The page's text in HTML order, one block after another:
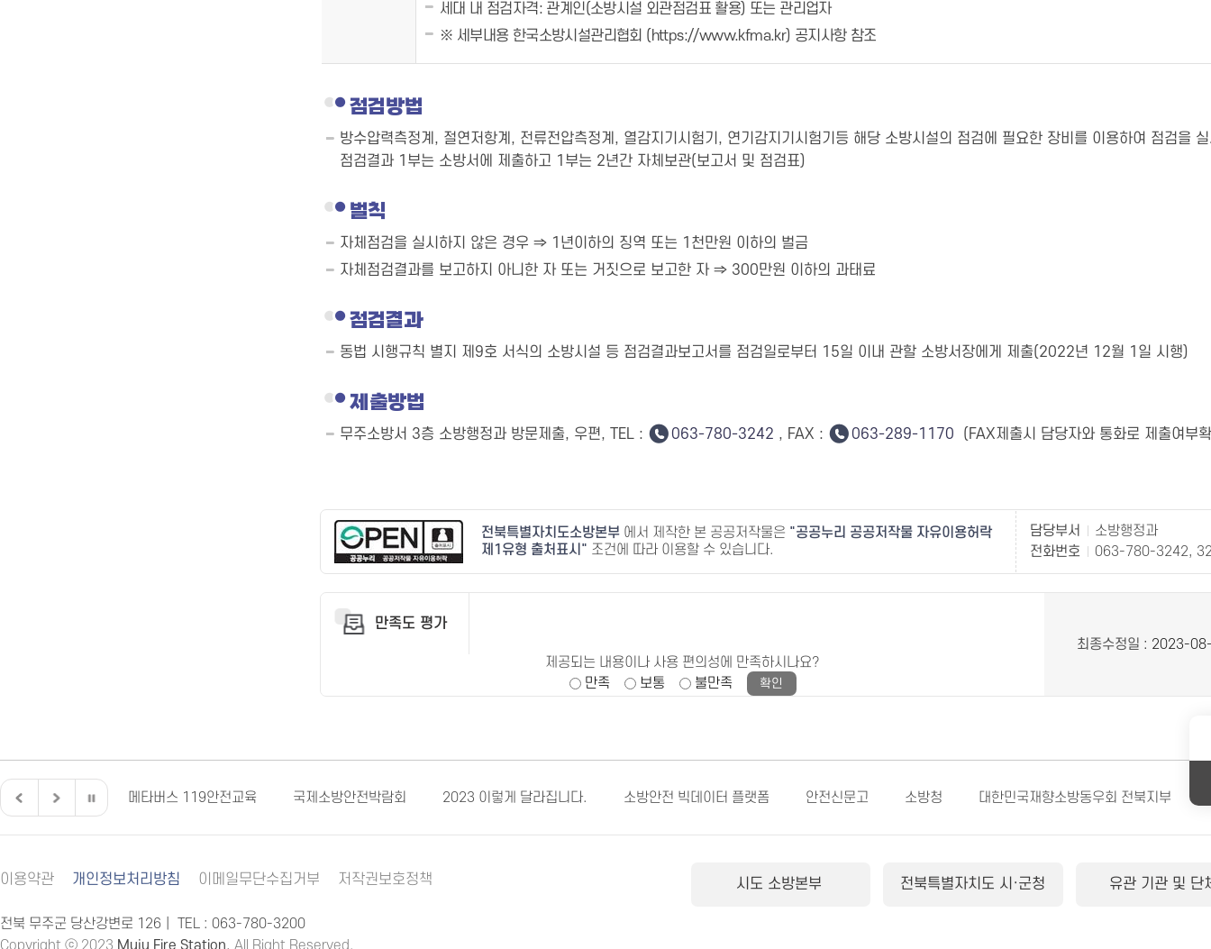
세대 내 점검자격: 관계인(소방시설 외관점검표 활용) 또는 관리업자
※ 세부내용 한국소방시설관리협회 (https://www.kfma.kr) 공지사항 참조
점검방법
방수압력측정계, 절연저항계, 전류전압측정계, 열감지기시험기, 연기감지기시험기등 해당 소방시설의 점검에 필요한 장비를 이용하여 점검을
점검결과 1부는 소방서에 제출하고 1부는 2년간 자체보관(보고서 및 점검표)
벌칙
자체점검을 실시하지 않은 경우 ⇒ 1년이하의 징역 또는 1천만원 이하의 벌금
자체점검결과를 보고하지 아니한 자 또는 거짓으로 보고한 자 ⇒ 300만원 이하의 과태료
점검결과
동법 시행규칙 별지 제9호 서식의 소방시설 등 점검결과보고서를 점검일로부터 15일 이내 관할 소방서장에게 제출(2022년 12월 1일 시행)
제출방법
무주소방서 3층 소방행정과 방문제출, 우편, TEL : 063-780-3242 , FAX : 063-289-1170 (FAX제출시 담당자와 통화로 제출여부
전북특별자치도소방본부 에서 제작한 본 공공저작물은
공공누리 공공저작물 자유이용허락
제1유형 출처표시
조건에 따라 이용할 수 있습니다.
담당부서
소방행정과
전화번호
063-780-3242,
만족도 평가
제공되는 내용이나 사용 편의성에 만족하시나요?
만족
보통 불만족
최종수정일 : 2023-
전북특별자치도 메타버스 119안전교육 국제소방안전박람회 2023 이렇게 달라집니다. 소방안전 빅데이터 플랫폼 안전신문고 소방청 대한민국재향소방동우회 전북지부
시도 소방본부 전북특별자치도 시·군청 유관 기관 및 단
이용약관 개인정보처리방침 이메일무단수집거부 저작권보호정책
전북 무주군 당산강변로 126｜ TEL : 063-780-3200
Copyright ⓒ 2023 Muju Fire Station, All Right Reserved.